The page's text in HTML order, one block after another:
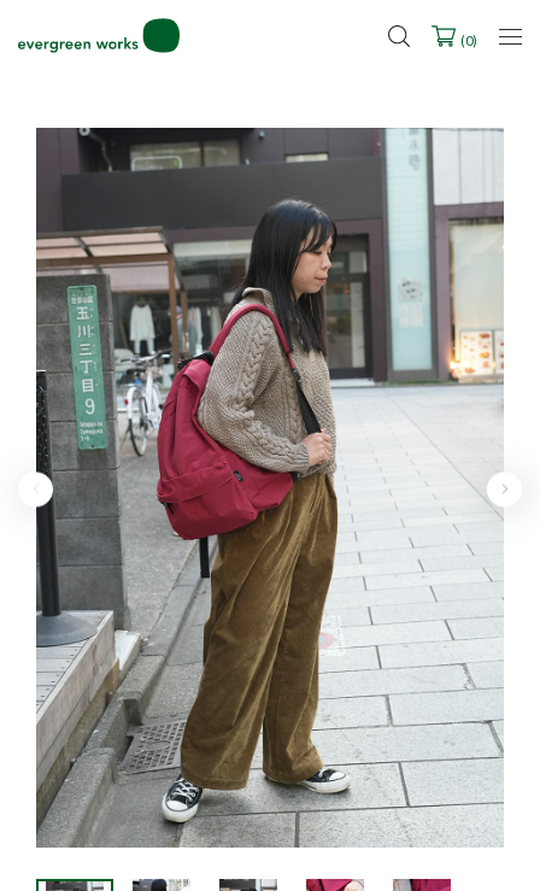
2027年ご入学用ランドセル受注会スケジュール
(0)